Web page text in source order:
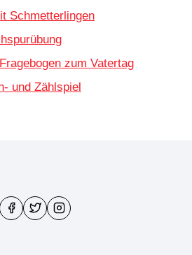
Schmetterlingen
zum Vatertag
und Zählspiel